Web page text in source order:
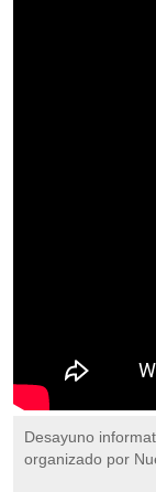
Desayuno
organizado por